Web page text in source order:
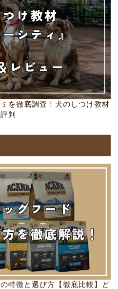
を徹底調査！犬のしつけ教材
判
特徴と選び方【徹底比較】ど